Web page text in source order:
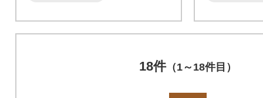
18件（1～18件目）